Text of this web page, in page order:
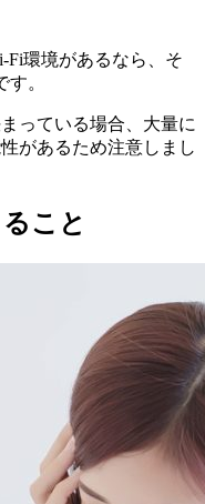
Fi環境があるなら、そ
。
っている場合、大量に
があるため注意しまし
こと